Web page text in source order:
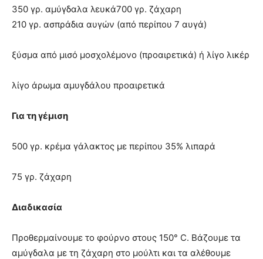
350 γρ. αμύγδαλα λευκά700 γρ. ζάχαρη
210 γρ. ασπράδια αυγών (από περίπου 7 αυγά)
ξύσμα από μισό μοσχολέμονο (προαιρετικά) ή λίγο λικέρ
λίγο άρωμα αμυγδάλου προαιρετικά
Για τη γέμιση
500 γρ. κρέμα γάλακτος με περίπου 35% λιπαρά
75 γρ. ζάχαρη
Διαδικασία
Προθερμαίνουμε το φούρνο στους 150° C. Βάζουμε τα
αμύγδαλα με τη ζάχαρη στο μούλτι και τα αλέθουμε